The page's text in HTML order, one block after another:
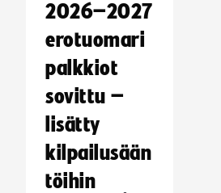
2026–2027
erotuomari
palkkiot
sovittu –
lisätty
kilpailusään
töihin